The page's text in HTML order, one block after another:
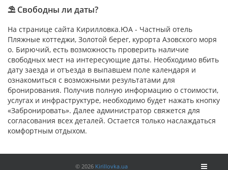
⛱ Свободны ли даты?
На странице сайта Кирилловка.ЮА - Частный отель
Пляжные коттеджи, Золотой берег, курорта Азовского моря
о. Бирючий, есть возможность проверить наличие
свободных мест на интересующие даты. Необходимо вбить
дату заезда и отъезда в выпавшем поле календаря и
ознакомиться с возможными результатами для
бронирования. Получив полную информацию о стоимости,
услугах и инфраструктуре, необходимо будет нажать кнопку
«Забронировать». Далее администратор свяжется для
согласования всех деталей. Остается только наслаждаться
комфортным отдыхом.
© 2026 Kirillovka.ua